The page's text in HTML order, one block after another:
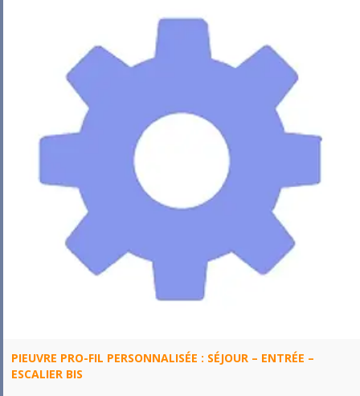
PIEUVRE PRO-FIL PERSONNALISÉE : SÉJOUR – ENTRÉE –
ESCALIER BIS